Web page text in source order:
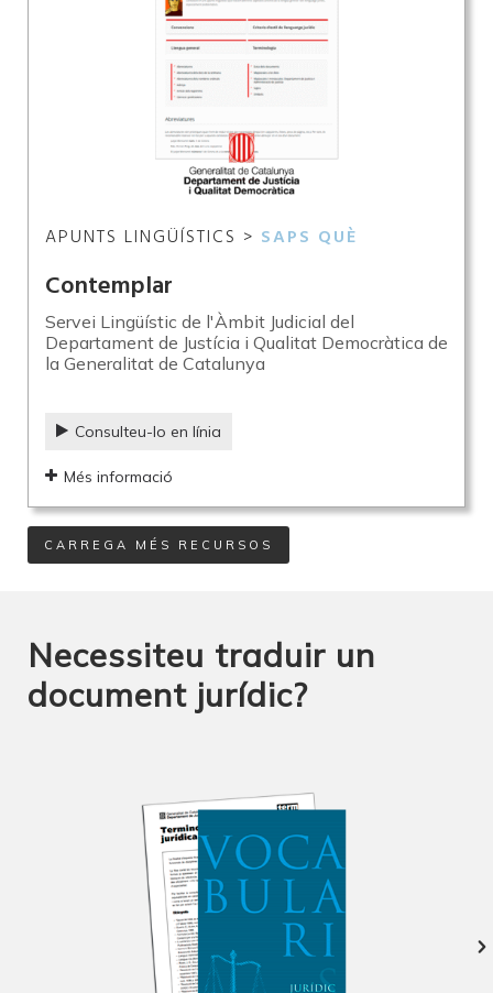
APUNTS LINGÜÍSTICS > SAPS QUÈ
Contemplar
Servei Lingüístic de l'Àmbit Judicial del
Departament de Justícia i Qualitat Democràtica de
la Generalitat de Catalunya
Consulteu-lo en línia
Més informació
CARREGA MÉS RECURSOS
Necessiteu traduir un
document jurídic?